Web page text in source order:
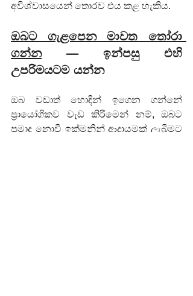
අවිශ්වාසයෙන් තොරව එය කළ හැකිය.
ඔබට ගැළපෙන මාවත තෝරා
ගන්න — ඉන්පසු එහි
උපරිමයටම යන්න
ඔබ වඩාත් හොඳින් ඉගෙන ගන්නේ
ප්‍රායෝගිකව වැඩ කිරීමෙන් නම්, ඔබට
ප්‍රමාද නොවී ඉක්මනින් ආදායමක් ලැබීමට